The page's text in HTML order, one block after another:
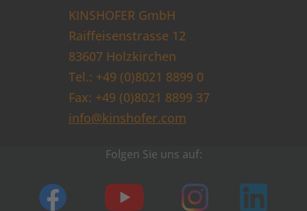
KINSHOFER GmbH
Raiffeisenstrasse 12
83607 Holzkirchen
Tel.: +49 (0)8021 8899 0
Fax: +49 (0)8021 8899 37
info@kinshofer.com
Folgen Sie uns auf: